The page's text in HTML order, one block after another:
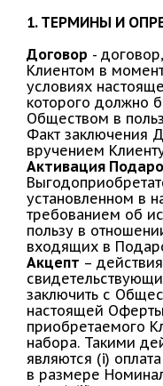
1. ТЕРМИНЫ И
Договор -
Клиентом в
условиях
которого должно
Обществом в
Факт заключения
вручением
Активация
установленном в
требованием об
пользу в
входящих в
Акцепт –
заключить с
настоящей
приобретаемого
набора. Такими
являются (i)
в размере